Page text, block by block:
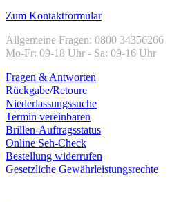
Zum Kontaktformular
Allgemeine Fragen: 0800 34356266
Mo-Fr: 09-18 Uhr - Sa: 09-16 Uhr
Fragen & Antworten
Rückgabe/Retoure
Niederlassungssuche
Termin vereinbaren
Brillen-Auftragsstatus
Online Seh-Check
Bestellung widerrufen
Gesetzliche Gewährleistungsrechte